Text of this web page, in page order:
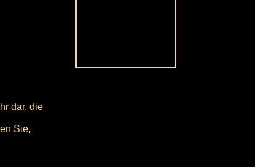
dar, die
Sie,